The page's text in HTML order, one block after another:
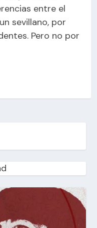
entre el
sevillano, por
Pero no por